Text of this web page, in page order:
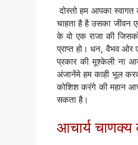
दोस्तो हम आपका स्वागत
चाहता है है उसका जीवन
के वो एक राजा की
प्राप्त हो। धन, वैभव ओर
प्रकार की मूश्केली ना
अंजानेंमे हम काही भूल
कोशिश करंगे की महान
सकता है।
आचार्य चाणक्य